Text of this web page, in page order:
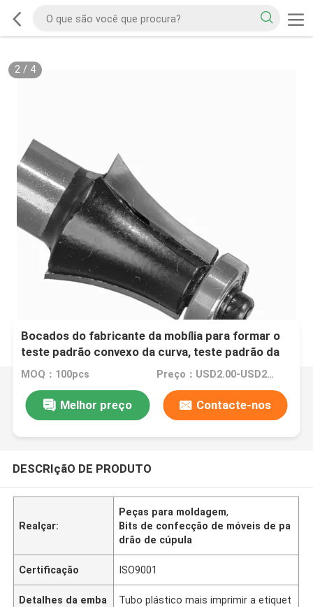
2/ 4
Bocados do fabricante da mobília para formar o
teste padrão convexo da curva, teste padrão da
abóbada
MOQ：100pcs Preço：USD2.00-USD20.00
Melhor preço Contacte-nos
DESCRIçãO DE PRODUTO
Realçar:
Peças para moldagem,
Bits de confecção de móveis de pa
drão de cúpula
Certificação ISO9001
Detalhes da emba
Tubo plástico mais imprimir a etiquet